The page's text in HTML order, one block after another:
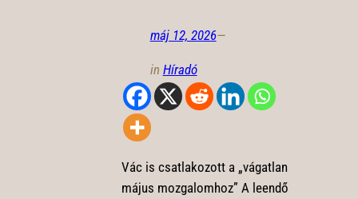
máj 12, 2026—
in Híradó
Vác is csatlakozott a „vágatlan
május mozgalomhoz” A leendő